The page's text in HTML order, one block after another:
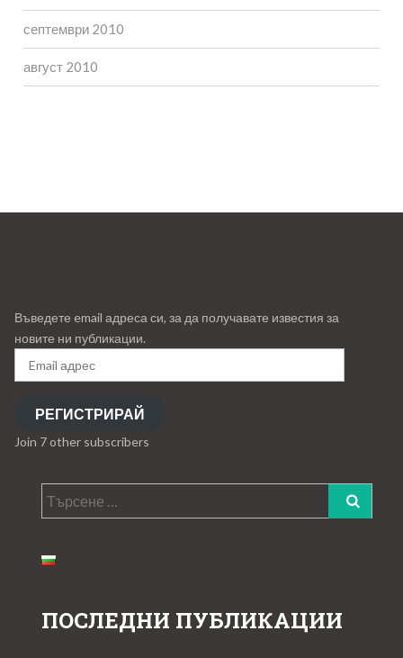
септември 2010
август 2010
Въведете email адреса си, за да получавате известия за
новите ни публикации.
Email
адрес
РЕГИСТРИРАЙ
Join 7 other subscribers
Търсене
за:
ПОСЛЕДНИ ПУБЛИКАЦИИ